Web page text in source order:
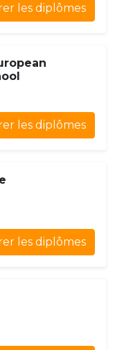
les diplômes
les diplômes
les diplômes